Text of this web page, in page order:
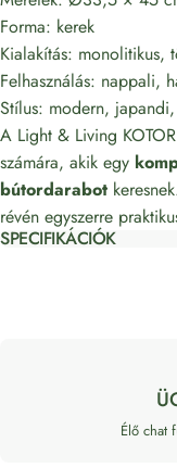
Forma: kerek
Kialakítás: monolitikus,
Felhasználás: nappali,
Stílus: modern, japandi,
A Light & Living
számára, akik egy
bútordarabot
révén egyszerre
SPECIFIKÁCIÓK
Élő chat